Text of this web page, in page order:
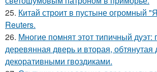
25. Китай строит в пустыне огромный
Reuters.
26. Многие помнят этот типичный дуэт:
деревянная дверь и вторая,
декоративными гвоздиками.